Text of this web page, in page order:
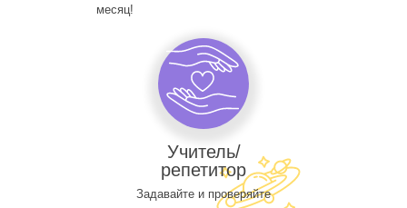
месяц!
Учитель/
репетитор
Задавайте и проверяйте